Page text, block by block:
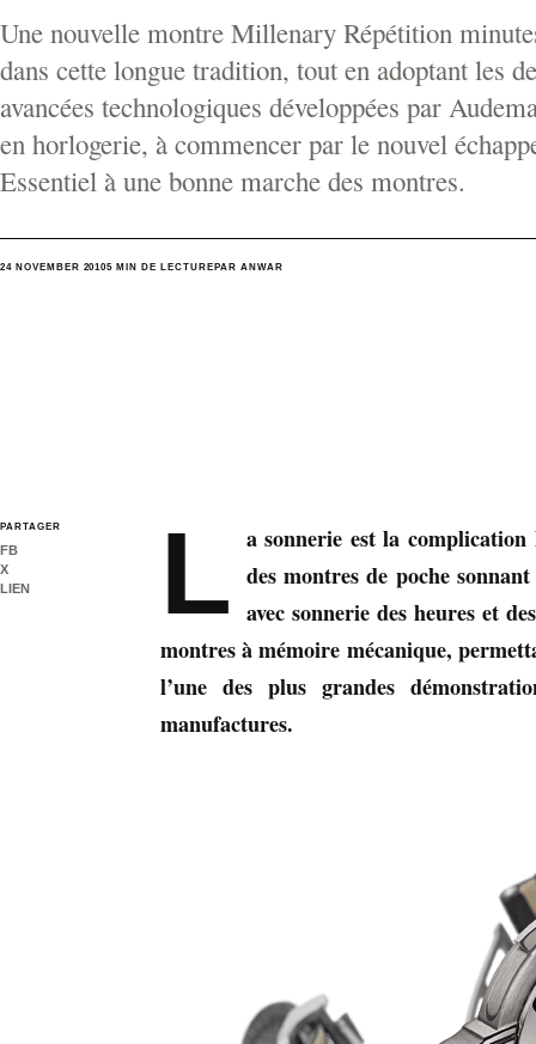
Une nouvelle montre Millenary Répétition
dans cette longue tradition, tout en adoptant les
avancées technologiques développées par
en horlogerie, à commencer par le nouvel
Essentiel à une bonne marche des montres.
24 NOVEMBER 20105 MIN DE LECTURE PAR ANWAR
PARTAGER
FB
X
LIEN
L a sonnerie est la
des montres de poche
avec sonnerie des heures et
montres à mémoire mécanique,
l’une des plus grandes
manufactures.